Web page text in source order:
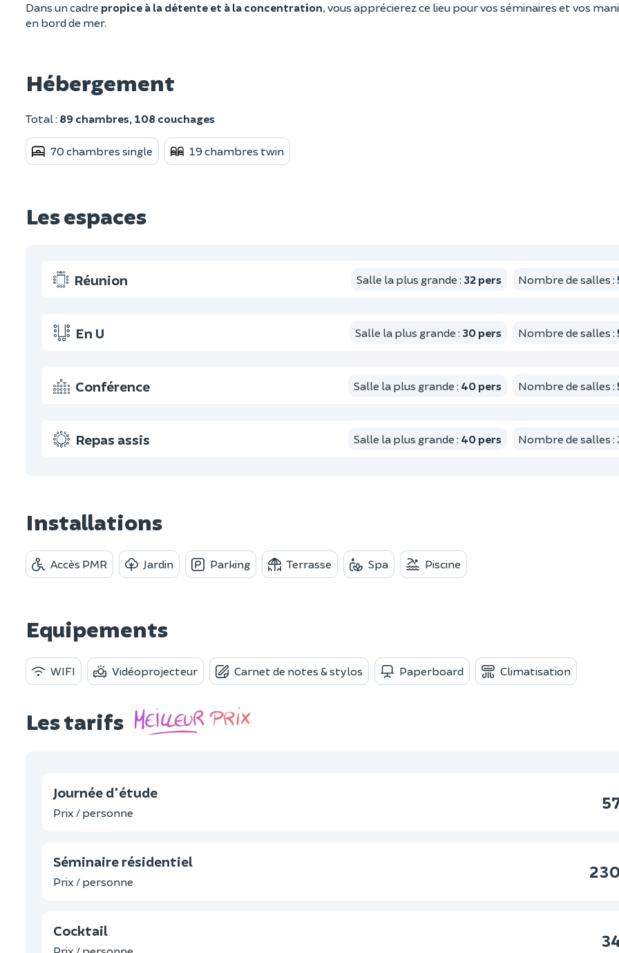
Dans un cadre propice à la détente et à la concentration, vous apprécierez ce lieu pour vos séminaires et vos
en bord de mer.
Hébergement
Total : 89 chambres, 108 couchages
70 chambres single 19 chambres twin
Les espaces
Réunion Salle la plus grande : 32pers Nombre de salles :
En U Salle la plus grande : 30pers Nombre de salles :
Conférence Salle la plus grande : 40pers Nombre de salles :
Repas assis Salle la plus grande : 40pers Nombre de salles :
Installations
Accès PMR Jardin Parking Terrasse Spa Piscine
Equipements
WIFI Vidéoprojecteur Carnet de notes & stylos Paperboard Climatisation
Les tarifs
Journée d'étude
Prix / personne
Séminaire résidentiel
Prix / personne
Cocktail